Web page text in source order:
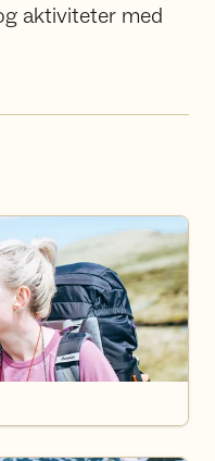
aktiviteter med